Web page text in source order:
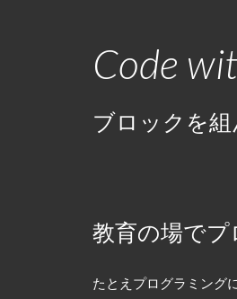
Code
ブロックを
教育の場で
たとえプログラミング